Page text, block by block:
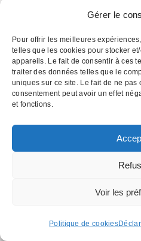
Gérer le
Pour offrir les meilleures
telles que les cookies pour stocker
appareils. Le fait de consentir à ces
traiter des données telles que le
uniques sur ce site. Le fait de ne pas
consentement peut avoir un effet
et fonctions.
Voir les
Politique de cookies
Club social et
FIPOE
Pierre